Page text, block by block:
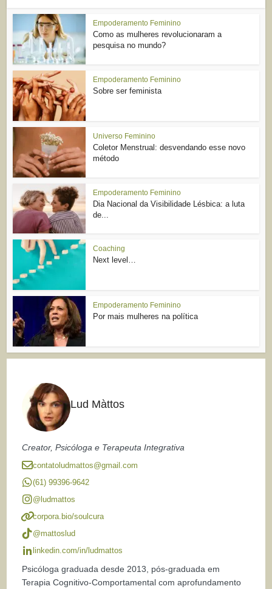
Empoderamento Feminino
Como as mulheres revolucionaram a
pesquisa no mundo?
Empoderamento Feminino
Sobre ser feminista
Universo Feminino
Coletor Menstrual: desvendando esse novo
método
Empoderamento Feminino
Dia Nacional da Visibilidade Lésbica: a luta
de...
Coaching
Next level…
Empoderamento Feminino
Por mais mulheres na política
Lud Màttos
Creator, Psicóloga e Terapeuta Integrativa
contatoludmattos@gmail.com
(61) 99396-9642
@ludmattos
corpora.bio/soulcura
@mattoslud
linkedin.com/in/ludmattos
Psicóloga graduada desde 2013, pós-graduada em
Terapia Cognitivo-Comportamental com aprofundamento